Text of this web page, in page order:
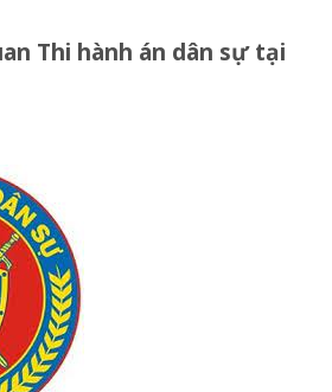
Thi hành án dân sự tại